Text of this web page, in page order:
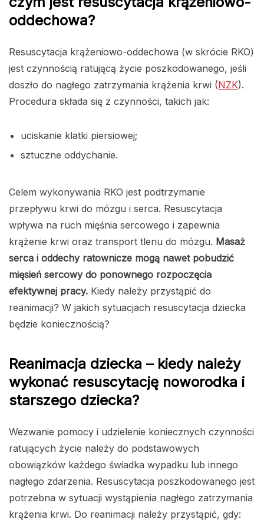
oddechowa?
Resuscytacja krążeniowo-oddechowa (w skrócie RKO)
jest czynnością ratującą życie poszkodowanego, jeśli
doszło do nagłego zatrzymania krążenia krwi (NZK).
Procedura składa się z czynności, takich jak:
uciskanie klatki piersiowej;
sztuczne oddychanie.
Celem wykonywania RKO jest podtrzymanie
przepływu krwi do mózgu i serca. Resuscytacja
wpływa na ruch mięśnia sercowego i zapewnia
krążenie krwi oraz transport tlenu do mózgu. Masaż
serca i oddechy ratownicze mogą nawet pobudzić
mięsień sercowy do ponownego rozpoczęcia
efektywnej pracy. Kiedy należy przystąpić do
reanimacji? W jakich sytuacjach resuscytacja dziecka
będzie koniecznością?
Reanimacja dziecka – kiedy należy
wykonać resuscytację noworodka i
starszego dziecka?
Wezwanie pomocy i udzielenie koniecznych czynności
ratujących życie należy do podstawowych
obowiązków każdego świadka wypadku lub innego
nagłego zdarzenia. Resuscytacja poszkodowanego jest
potrzebna w sytuacji wystąpienia nagłego zatrzymania
krążenia krwi. Do reanimacji należy przystąpić, gdy: